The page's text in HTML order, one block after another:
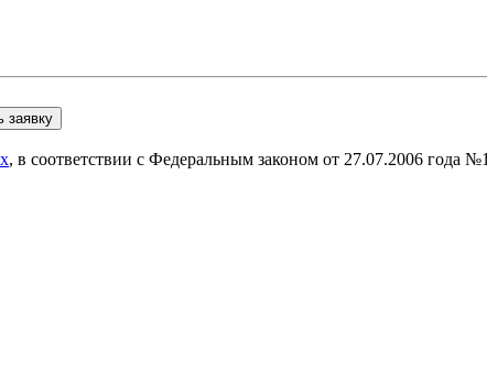
, в соответствии с Федеральным законом от 27.07.2006